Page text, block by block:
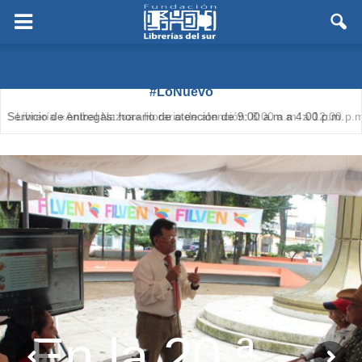
#LoNuevo
Librería «Aníbal Nazoa» Horario de atención: 8:00 a.m. a 12:00 p.m.